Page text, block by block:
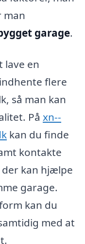
man
garage.
lave en
flere
så man kan
På xn--
kan du finde
kontakte
kan hjælpe
garage.
kan du
med at